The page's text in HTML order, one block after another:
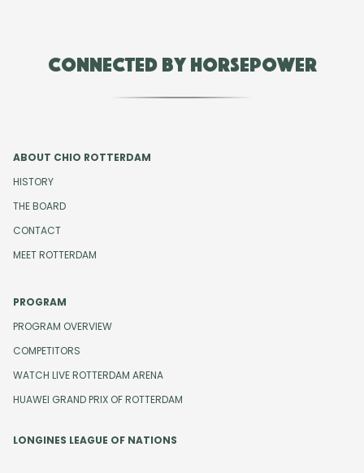
Connected by Horsepower
ABOUT CHIO ROTTERDAM
HISTORY
THE BOARD
CONTACT
MEET ROTTERDAM
PROGRAM
PROGRAM OVERVIEW
COMPETITORS
WATCH LIVE ROTTERDAM ARENA
HUAWEI GRAND PRIX OF ROTTERDAM
LONGINES LEAGUE OF NATIONS